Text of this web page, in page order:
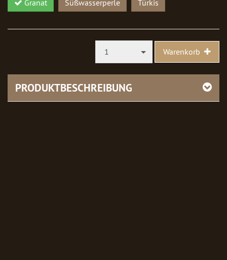
Granat Süßwasserperle Türkis
1 Warenkorb
PRODUKTBESCHREIBUNG